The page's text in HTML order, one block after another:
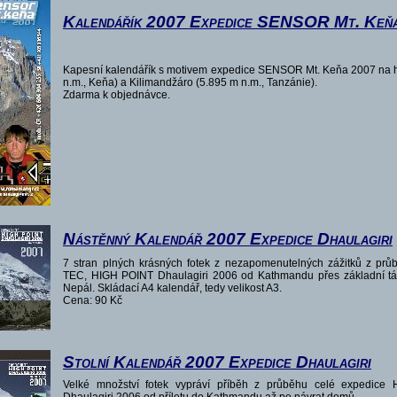
Kalendářík 2007 Expedice SENSOR Mt.
Kapesní kalendářík s motivem expedice SENSOR Mt. Keňa 2007 na
n.m., Keňa) a Kilimandžáro (5.895 m n.m., Tanzánie).
Zdarma k objednávce.
Nástěnný Kalendář 2007 Expedice Dhaulagiri
7 stran plných krásných fotek z nezapomenutelných zážitků z
TEC, HIGH POINT Dhaulagiri 2006 od Kathmandu přes základní
Nepál. Skládací A4 kalendář, tedy velikost A3.
Cena: 90 Kč
Stolní Kalendář 2007 Expedice Dhaulagiri
Velké množství fotek vypráví příběh z průběhu celé expedice